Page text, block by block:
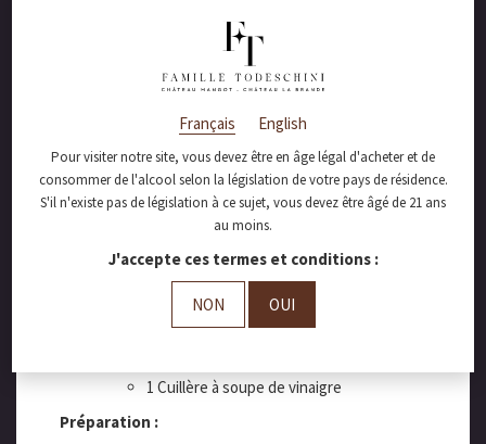
2 Jaunes d’oeufs crus (ou cuits/durs)
3 Cuillières à soupe de câpres
30 gr de Parmesan
200 gr de thon à l’huile d’olive
5 Filets d’anchois
10 gr de moutarde
275 ml d’huile d’olive ou de pépin de raisin
Le jus d’un citron, fleur de sel, poivre
1 Rôti d’1 KG de viande maigre de veau
1 Carotte
1 Cuillère à soupe de vinaigre
Préparation :
Français English
Pour visiter notre site, vous devez être en âge légal d'acheter et de
consommer de l'alcool selon la législation de votre pays de résidence.
S'il n'existe pas de législation à ce sujet, vous devez être âgé de 21 ans
au moins.
J'accepte ces termes et conditions :
NON OUI